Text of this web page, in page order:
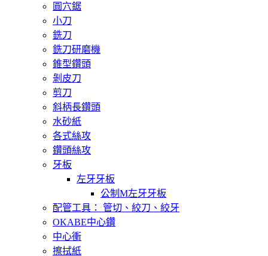
圓穴鋸
小刀
銑刀
銑刀研磨機
錐型鑽頭
剝皮刀
剪刀
斜柄長鑽頭
水砂紙
各式絲攻
鑽頭絲攻
牙板
左牙牙板
公制M左牙牙板
配管工具： 管切、絞刀、絞牙
OKABE中心鑽
中心衝
擦拭紙